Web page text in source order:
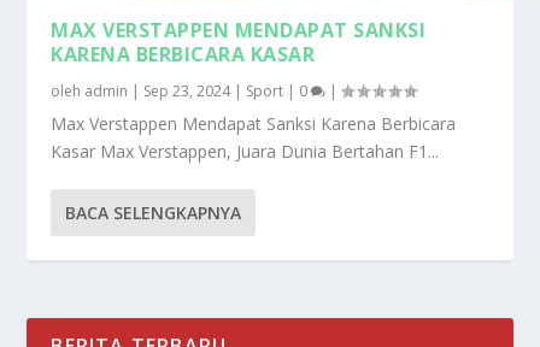
MAX VERSTAPPEN MENDAPAT SANKSI
KARENA BERBICARA KASAR
oleh admin | Sep 23, 2024| Sport | 0 |
Max Verstappen Mendapat Sanksi Karena Berbicara
Kasar Max Verstappen, Juara Dunia Bertahan F1...
BACA SELENGKAPNYA